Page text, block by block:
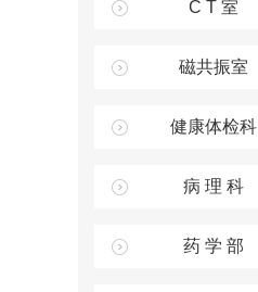
C T 室
磁共振室
健康体检科
病 理 科
药 学 部